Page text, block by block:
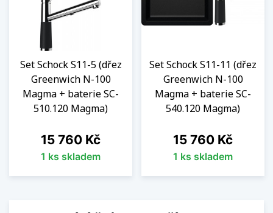
Set Schock S11-5 (dřez
Greenwich N-100
Magma + baterie SC-
510.120 Magma)
Cena
15 760 Kč
1 ks skladem
Set Schock S11-11 (dřez
Greenwich N-100
Magma + baterie SC-
540.120 Magma)
Cena
15 760 Kč
1 ks skladem